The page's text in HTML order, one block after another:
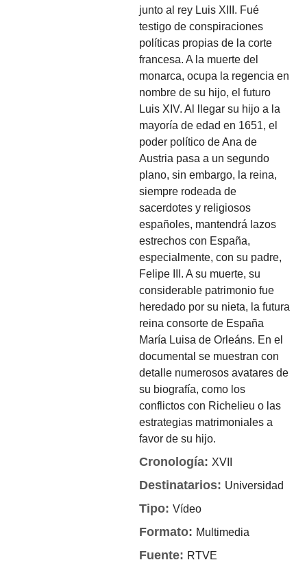
junto al rey Luis XIII. Fué
testigo de conspiraciones
políticas propias de la corte
francesa. A la muerte del
monarca, ocupa la regencia en
nombre de su hijo, el futuro
Luis XIV. Al llegar su hijo a la
mayoría de edad en 1651, el
poder político de Ana de
Austria pasa a un segundo
plano, sin embargo, la reina,
siempre rodeada de
sacerdotes y religiosos
españoles, mantendrá lazos
estrechos con España,
especialmente, con su padre,
Felipe III. A su muerte, su
considerable patrimonio fue
heredado por su nieta, la futura
reina consorte de España
María Luisa de Orleáns. En el
documental se muestran con
detalle numerosos avatares de
su biografía, como los
conflictos con Richelieu o las
estrategias matrimoniales a
favor de su hijo.
Cronología:XVII
Destinatarios: Universidad
Tipo:Vídeo
Formato: Multimedia
Fuente: RTVE